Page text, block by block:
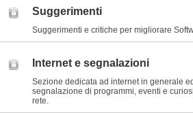
Suggerimenti
Suggerimenti e critiche per migliorare
Internet e segnalazioni
Sezione dedicata ad internet in generale
segnalazione di programmi, eventi e
rete.